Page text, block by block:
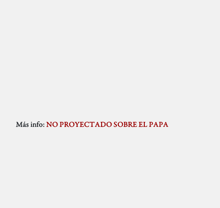
Más info:NO PROYECTADO SOBRE EL PAPA